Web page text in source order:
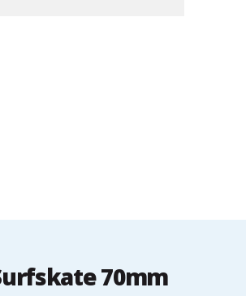
70mm